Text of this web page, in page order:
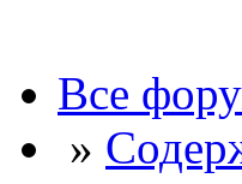
Все
»